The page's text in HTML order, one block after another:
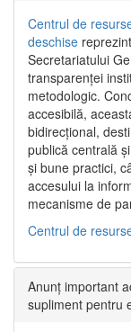
Centrul de
deschise
Secretariatului
transparenței
metodologic.
accesibilă,
bidirecțional,
publică centrală
și bune practici,
accesului la
mecanisme de
Centrul de
Anunț important
supliment pentru